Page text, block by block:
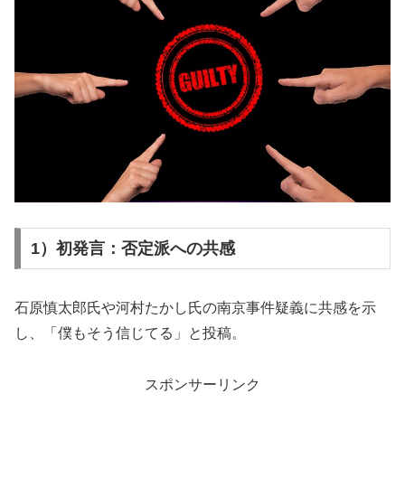
1）初発言：否定派への共感
石原慎太郎氏や河村たかし氏の南京事件疑義に共感を示
し、「僕もそう信じてる」と投稿。
スポンサーリンク